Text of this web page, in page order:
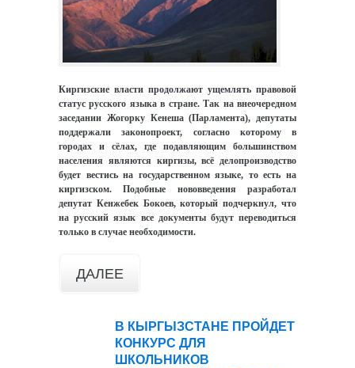
Киргизские власти продолжают ущемлять правовой
статус русского языка в стране. Так на внеочередном
заседании Жогорку Кенеша (Парламента), депутаты
поддержали законопроект, согласно которому в
городах и сёлах, где подавляющим большинством
населения являются киргизы, всё делопроизводство
будет вестись на государственном языке, то есть на
киргизском. Подобные нововведения разработал
депутат Кенжебек Бокоев, который подчеркнул, что
на русский язык все документы будут переводиться
только в случае необходимости.
ДАЛЕЕ
В КЫРГЫЗСТАНЕ ПРОЙДЕТ
КОНКУРС ДЛЯ
ШКОЛЬНИКОВ